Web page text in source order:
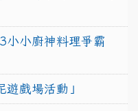
小小廚神料理爭霸
戲場活動」